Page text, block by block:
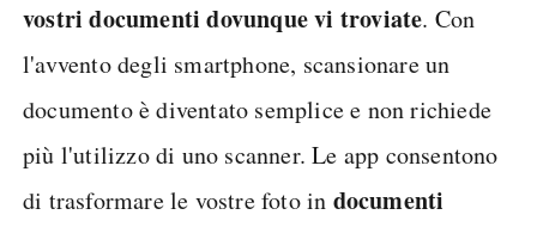
vostri documenti dovunque vi troviate. Con
l'avvento degli smartphone, scansionare un
documento è diventato semplice e non richiede
più l'utilizzo di uno scanner. Le app consentono
di trasformare le vostre foto in documenti